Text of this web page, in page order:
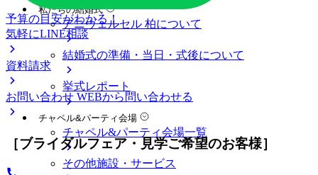
私たちの結婚式
アニヴェルセル 柏について
結婚式の準備・当日・式後について
挙式レポート
チャペル&パーティ会場
チャペル&パーティ会場一覧
その他施設・サービス
予算の目安がわかる！
気軽にLINE相談
資料請求
お問い合わせ WEBから問い合わせる
［ブライダルフェア・見学ご希望のお客様］